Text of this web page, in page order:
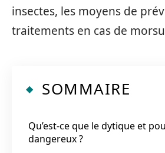
insectes, les moyens de
traitements en cas de
SOMMAIRE
Qu’est-ce que le dytique et
dangereux ?